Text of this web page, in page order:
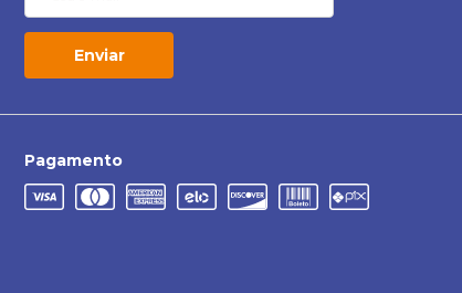
Enviar
Pagamento